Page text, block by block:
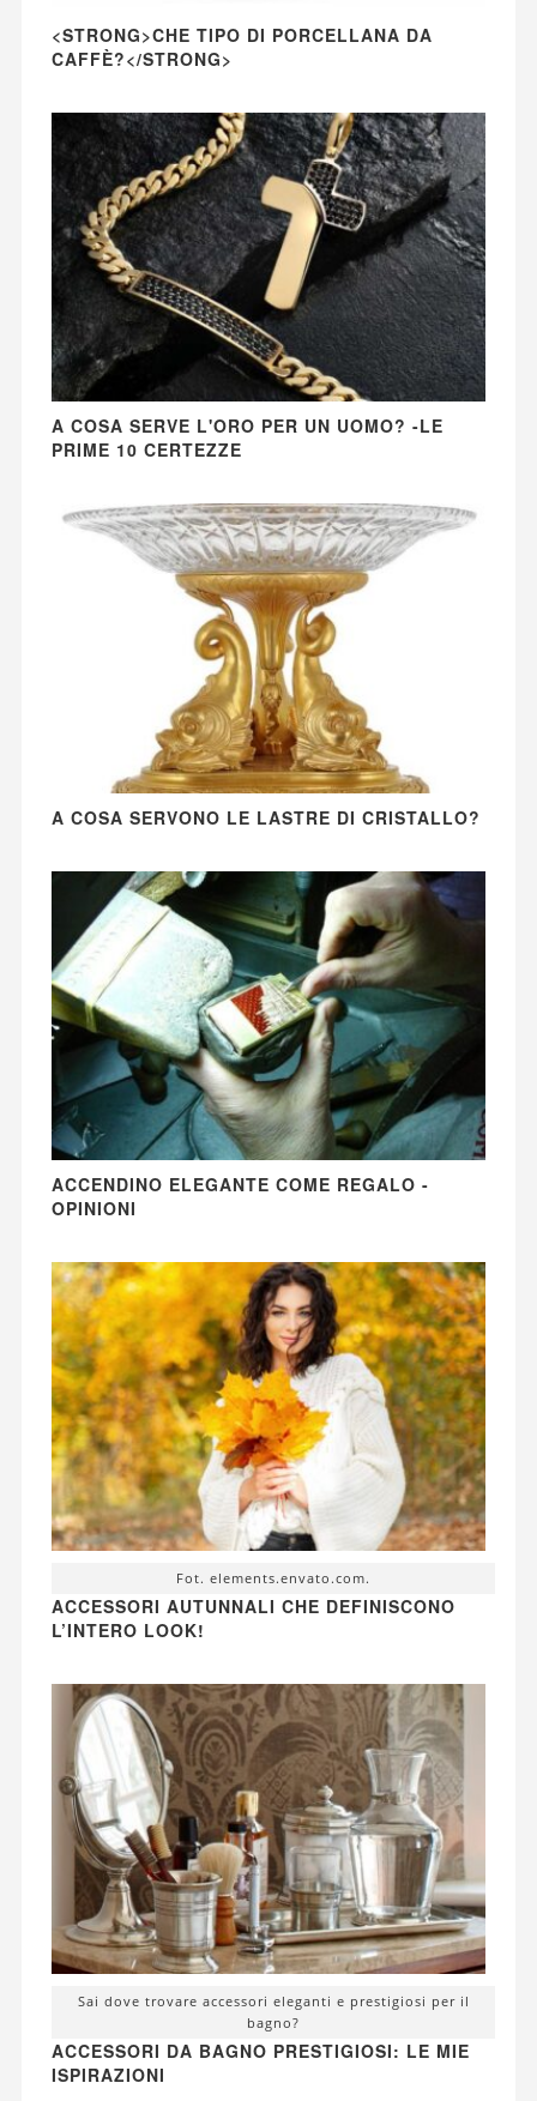
<STRONG>CHE TIPO DI PORCELLANA DA
CAFFÈ?</STRONG>
A COSA SERVE L'ORO PER UN UOMO? -LE
PRIME 10 CERTEZZE
A COSA SERVONO LE LASTRE DI CRISTALLO?
ACCENDINO ELEGANTE COME REGALO -
OPINIONI
Fot. elements.envato.com.
ACCESSORI AUTUNNALI CHE DEFINISCONO
L’INTERO LOOK!
Sai dove trovare accessori eleganti e prestigiosi per il
bagno?
ACCESSORI DA BAGNO PRESTIGIOSI: LE MIE
ISPIRAZIONI